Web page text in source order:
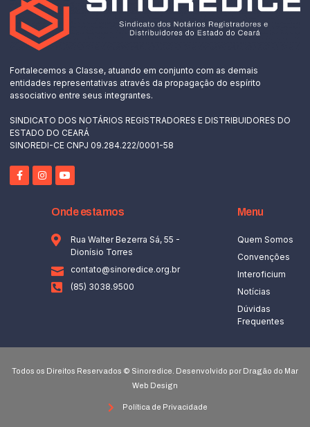
Fortalecemos a Classe, atuando em conjunto com as demais
entidades representativas através da propagação do espírito
associativo entre seus integrantes.
SINDICATO DOS NOTÁRIOS REGISTRADORES E DISTRIBUIDORES DO
ESTADO DO CEARÁ
SINOREDI-CE CNPJ 09.284.222/0001-58
Onde estamos
Rua Walter Bezerra Sá, 55 -
Dionísio Torres
contato@sinoredice.org.br
(85) 3038.9500
Menu
Quem Somos
Convenções
Interoficium
Notícias
Dúvidas
Frequentes
Todos os Direitos Reservados © Sinoredice. Desenvolvido por Dragão do Mar
Web Design
Política de Privacidade